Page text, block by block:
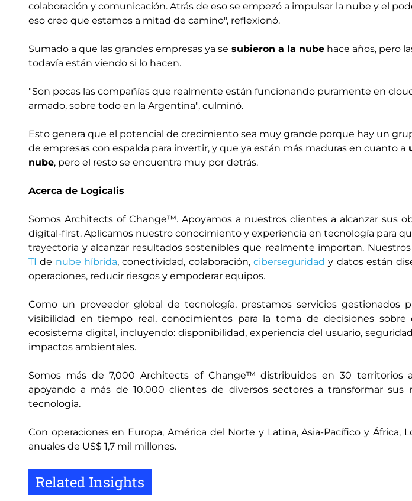
colaboración y comunicación. Atrás de eso se empezó a impulsar la nube y el
eso creo que estamos a mitad de camino", reflexionó.
Sumado a que las grandes empresas ya se subieron a la nube hace años, pero
todavía están viendo si lo hacen.
"Son pocas las compañías que realmente están funcionando puramente en
armado, sobre todo en la Argentina", culminó.
Esto genera que el potencial de crecimiento sea muy grande porque hay un
de empresas con espalda para invertir, y que ya están más maduras en cuanto a
nube, pero el resto se encuentra muy por detrás.
Acerca de Logicalis
Somos Architects of Change™. Apoyamos a nuestros clientes a alcanzar sus
digital-first. Aplicamos nuestro conocimiento y experiencia en tecnología para
trayectoria y alcanzar resultados sostenibles que realmente importan.
TI de nube híbrida, conectividad, colaboración,ciberseguridad y datos están
operaciones, reducir riesgos y empoderar equipos.
Como un proveedor global de tecnología, prestamos servicios gestionados
visibilidad en tiempo real, conocimientos para la toma de decisiones
ecosistema digital, incluyendo: disponibilidad, experiencia del usuario,
impactos ambientales.
Somos más de 7,000 Architects of Change™ distribuidos en 30 territorios
apoyando a más de 10,000 clientes de diversos sectores a transformar sus
tecnología.
Con operaciones en Europa, América del Norte y Latina, Asia-Pacífico y África,
anuales de US$ 1,7 mil millones.
Related Insights